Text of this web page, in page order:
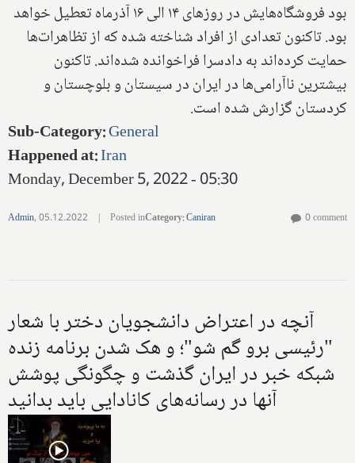
بود فروشگاه‌هایش در روزهای ۱۴ الی ۱۶ آذرماه تعطیل خواهد
بود. تاکنون تعدادی از افراد شناخته شده که از تظاهرات‌ها
حمایت کرده‌اند به دادسرا فراخوانده شده‌اند. تاکنون
بیشترین ناآرامی‌ها در ایران در سیستان و بلوچستان و
کردستان گزارش شده است.
Sub-Category:General
Happened at:Iran
Monday, December 5, 2022 - 05:30
Admin,05.12.2022 | Posted inCategory:Caniran 0 comment
آنچه در اعتراض دانشجویان دختر با شعار
"رئیسی برو گم شو"؛ و هک شدن برنامه زنده
شبکه خبر در ایران گذشت و چگونگی پوشش
آنها در رسانه‌های کانادایی باید بدانید